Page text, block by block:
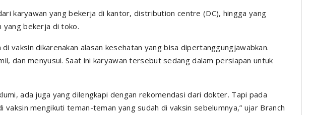
karyawan yang bekerja di kantor, distribution centre (DC), hingga yang
yang bekerja di toko.
vaksin dikarenakan alasan kesehatan yang bisa dipertanggungjawabkan.
dan menyusui. Saat ini karyawan tersebut sedang dalam persiapan untuk
ada juga yang dilengkapi dengan rekomendasi dari dokter. Tapi pada
vaksin mengikuti teman-teman yang sudah di vaksin sebelumnya,” ujar Branch